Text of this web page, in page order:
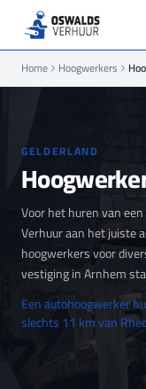
Home Hoogwerkers
GELDERLAND
Voor het huren van
Verhuur aan het juiste
hoogwerkers voor
vestiging in Arnhem
Een autohoogwerker
slechts 11 km van